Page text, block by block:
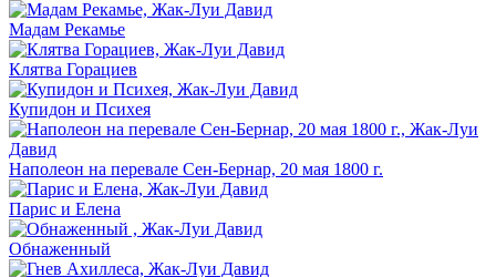
Мадам Рекамье
Клятва Горациев
Купидон и Психея
Наполеон на перевале Сен-Бернар, 20 мая 1800 г.
Парис и Елена
Обнаженный